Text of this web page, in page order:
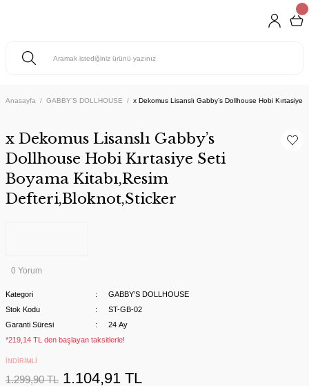
Anasayfa GABBY’S DOLLHOUSE x Dekomus Lisanslı Gabby’s Dollhouse Hobi
x Dekomus Lisanslı Gabby’s
Dollhouse Hobi Kırtasiye Seti
Boyama Kitabı,Resim
Defteri,Bloknot,Sticker
0 Yorum
Kategori
GABBY’S DOLLHOUSE
Stok Kodu
ST-GB-02
Garanti Süresi
24 Ay
*219,14 TL den başlayan taksitlerle!
İNDİRİMLİ
1.299,90 TL 1.104,91 TL